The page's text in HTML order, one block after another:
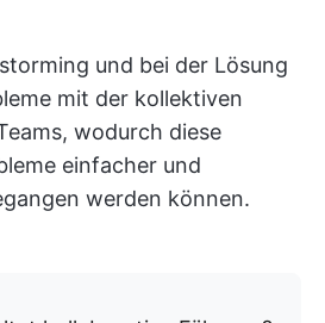
und bei der Lösung
mit der kollektiven
wodurch diese
einfacher und
werden können.